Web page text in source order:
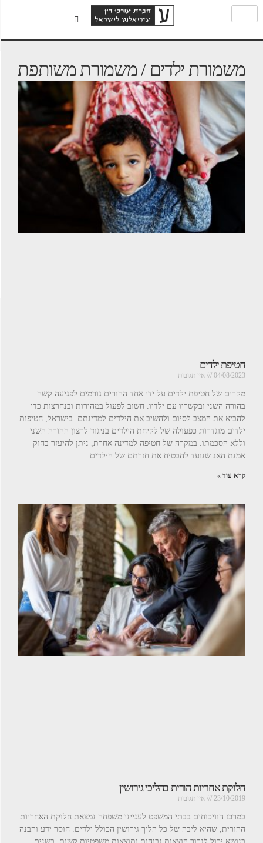
משמורת ילדים / משמורת משותפת
חטיפת ילדים
04/08/2023 אין תגובות
מקרים של חטיפת ילדים על ידי אחד ההורים גורמים לפגיעה קשה
בהורה השני ובקשריו עם ילדיו. חשוב לפעול במהירות ובנחרצות כדי
להביא את המצב לסיום ולהשיב את הילדים למדינתם. בישראל, חטיפות
ילדים מוגדרות כפעולה של לקיחת הילדים בניגוד לרצון ההורה השני
וללא הסכמתו. במקרה של חטיפה למדינה אחרת, ניתן להיעזר בחוק
אמנת האג שנועד להבטיח את חזרתם של הילדים.
קרא עוד »
חלוקת אחריות הורית בהליכי גירושין
23/10/2019 אין תגובות
במרכז הוויכוחים בבתי המשפט לענייני משפחה נמצאת חלוקת האחריות
ההורית, שהיא ליבה של כל הליך גירושין הכולל ילדים. חוסר ידע והבנה
בנושא יכול לגרור הוצאות גבוהות ותוצאות משפטיות קשות. בשנים